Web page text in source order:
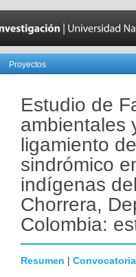
Proyectos
Estudio de
ambientales
ligamiento
sindrómico
indígenas
Chorrera,
Colombia:
Resumen | Convocatoria